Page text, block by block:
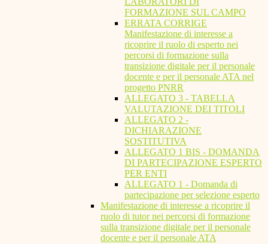
FORMAZIONE SUL CAMPO
ERRATA CORRIGE
Manifestazione di interesse a
ricoprire il ruolo di esperto nei
percorsi di formazione sulla
transizione digitale per il personale
docente e per il personale ATA nel
progetto PNRR
ALLEGATO 3 - TABELLA
VALUTAZIONE DEI TITOLI
ALLEGATO 2 -
DICHIARAZIONE
SOSTITUTIVA
ALLEGATO 1 BIS - DOMANDA
DI PARTECIPAZIONE ESPERTO
PER ENTI
ALLEGATO 1 - Domanda di
partecipazione per selezione esperto
Manifestazione di interesse a ricoprire il
ruolo di tutor nei percorsi di formazione
sulla transizione digitale per il personale
docente e per il personale ATA